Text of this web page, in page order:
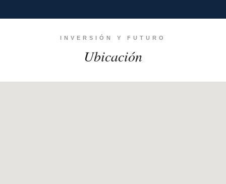
INVERSIÓN Y FUTURO
Ubicación